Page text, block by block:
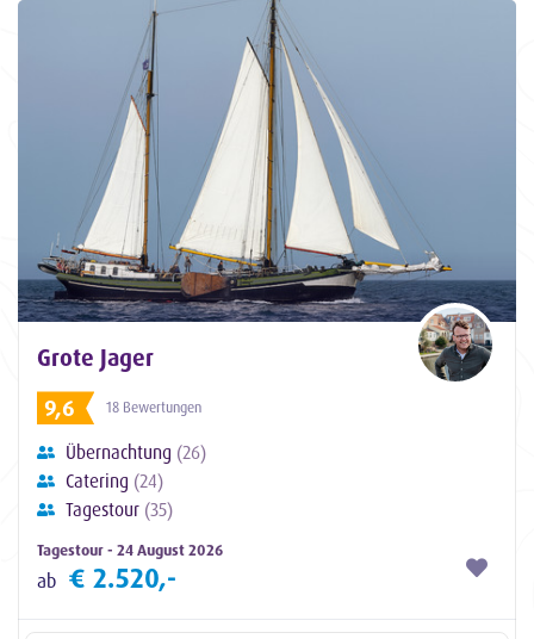
Grote Jager
9,6
18 Bewertungen
Übernachtung (26)
Catering (24)
Tagestour (35)
Tagestour - 24 August 2026
ab € 2.520,-